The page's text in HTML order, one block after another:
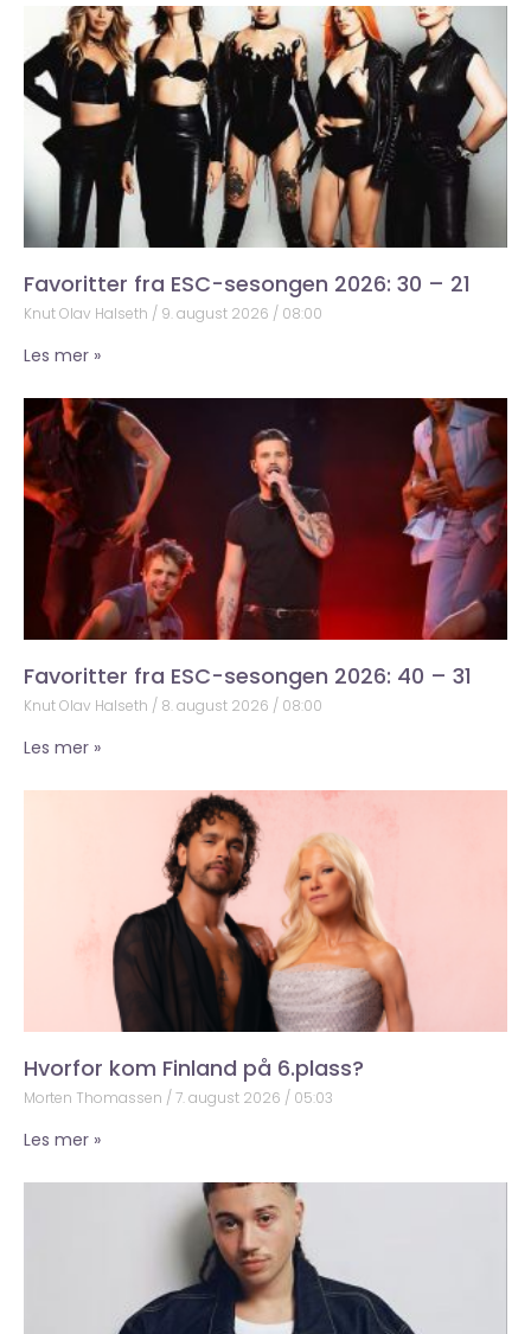
Favoritter fra ESC-sesongen 2026: 30 – 21
Knut Olav Halseth 9. august 2026 08:00
Les mer »
Favoritter fra ESC-sesongen 2026: 40 – 31
Knut Olav Halseth 8. august 2026 08:00
Les mer »
Hvorfor kom Finland på 6.plass?
Morten Thomassen 7. august 2026 05:03
Les mer »